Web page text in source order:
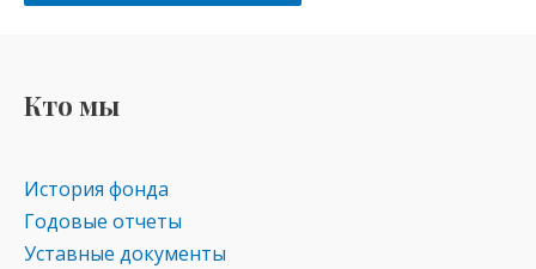
Кто мы
История фонда
Годовые отчеты
Уставные документы